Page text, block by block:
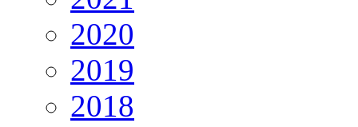
2020
2019
2018